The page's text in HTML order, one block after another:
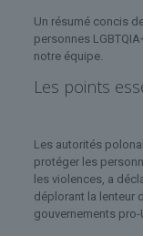
Un résumé concis
personnes
notre équipe.
Les points
Les autorités
protéger les
les violences, a
déplorant la lenteur
gouvernements pro-